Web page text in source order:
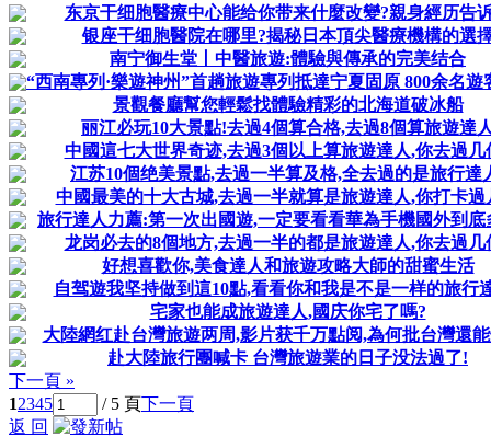
东京干细胞醫療中心能给你带来什麼改變?親身經历告
银座干细胞醫院在哪里?揭秘日本頂尖醫療機構的選
南宁御生堂丨中醫旅遊:體驗與傳承的完美结合
“西南專列·樂遊神州”首趟旅遊專列抵達宁夏固原 800余名遊
景觀餐廳幫您輕鬆找體驗精彩的北海道破冰船
丽江必玩10大景點!去過4個算合格,去過8個算旅遊達
中國這七大世界奇迹,去過3個以上算旅遊達人,你去過几
江苏10個绝美景點,去過一半算及格,全去過的是旅行達
中國最美的十大古城,去過一半就算是旅遊達人,你打卡過
旅行達人力薦:第一次出國遊,一定要看看華為手機國外到底
龙岗必去的8個地方,去過一半的都是旅遊達人,你去過几
好想喜歡你,美食達人和旅遊攻略大師的甜蜜生活
自驾遊我坚持做到這10點,看看你和我是不是一样的旅行
宅家也能成旅遊達人,國庆你宅了嗎?
大陸網红赴台灣旅遊两周,影片获千万點阅,為何批台灣還
赴大陸旅行團喊卡 台灣旅遊業的日子没法過了!
下一頁 »
12345 / 5 頁下一頁
返 回